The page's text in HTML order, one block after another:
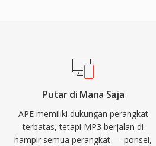
format audio yang paling didukung
semua pemutar media, sistem operasi,
Putar di Mana Saja
APE memiliki dukungan perangkat
terbatas, tetapi MP3 berjalan di
hampir semua perangkat — ponsel,